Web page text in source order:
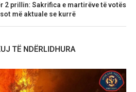
2 prillin: Sakrifica e martirëve të votës
më aktuale se kurrë
TË NDËRLIDHURA